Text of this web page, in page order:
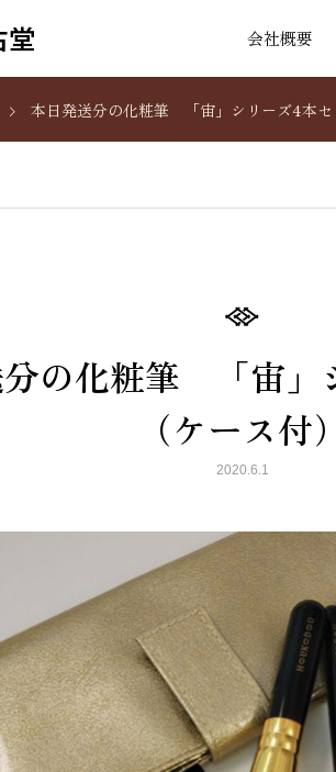
会社概要
本日発送分の化粧筆 「宙」シリーズ4本セ
の化粧筆 「宙」
（ケース付）
2020.6.1